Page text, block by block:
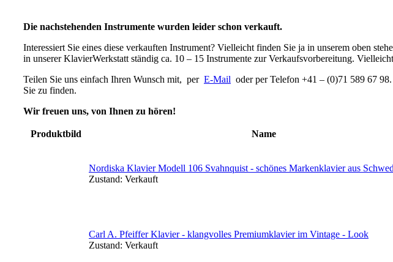
Die nachstehenden Instrumente wurden leider schon verkauft.
Interessiert Sie eines diese verkauften Instrument? Vielleicht finden Sie ja in unserem oben
in unserer KlavierWerkstatt ständig ca. 10 – 15 Instrumente zur Verkaufsvorbereitung.
Teilen Sie uns einfach Ihren Wunsch mit, per E-Mail oder per Telefon +41 – (0)71 589 67
Sie zu finden.
Wir freuen uns, von Ihnen zu hören!
Produktbild Name
Nordiska Klavier Modell 106 Svahnquist - schönes Markenklavier aus
Zustand: Verkauft
Carl A. Pfeiffer Klavier - klangvolles Premiumklavier im Vintage - Look
Zustand: Verkauft